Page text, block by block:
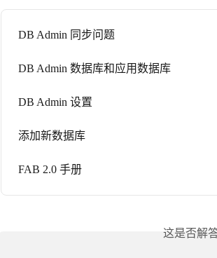
DB Admin 同步问题
DB Admin 数据库和应用数据库
DB Admin 设置
添加新数据库
FAB 2.0 手册
这是否解